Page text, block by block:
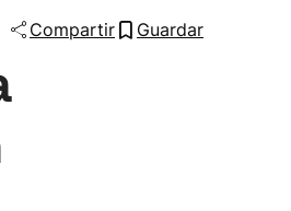
Compartir Guardar